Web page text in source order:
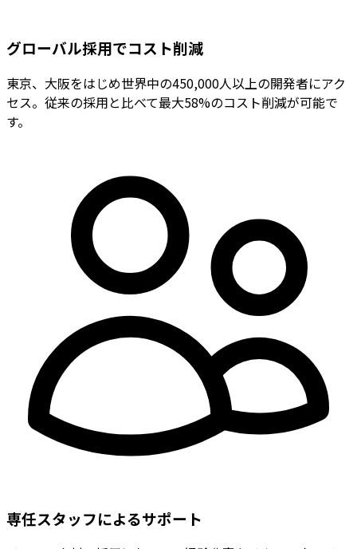
グローバル採用でコスト削減
東京、大阪をはじめ世界中の450,000人以上の開発者にアク
セス。従来の採用と比べて最大58%のコスト削減が可能で
す。
専任スタッフによるサポート